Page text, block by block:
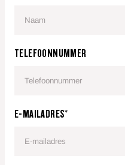
TELEFOONNUMMER
E-MAILADRES*